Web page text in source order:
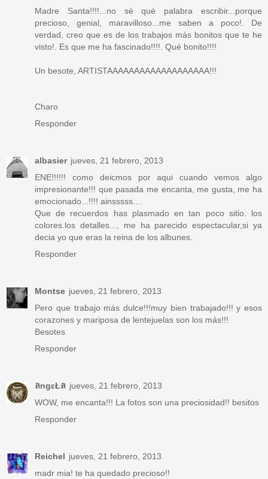
Madre Santa!!!!...no sé qué palabra escribir...porque
precioso, genial, maravilloso...me saben a poco!. De
verdad, creo que es de los trabajos más bonitos que te he
visto!. Es que me ha fascinado!!!!. Qué bonito!!!!
Un besote, ARTISTAAAAAAAAAAAAAAAAAAA!!!
Charo
Responder
albasier jueves, 21 febrero, 2013
ENE!!!!!! como deicmos por aqui cuando vemos algo
impresionante!!! que pasada me encanta, me gusta, me ha
emocionado...!!!! ainsssss....
Que de recuerdos has plasmado en tan poco sitio. los
colores.los detalles..., me ha parecido espectacular,si ya
decia yo que eras la reina de los albunes.
Responder
Montse jueves, 21 febrero, 2013
Pero que trabajo más dulce!!!muy bien trabajado!!! y esos
corazones y mariposa de lentejuelas son los más!!!
Besotes
Responder
ลngεŁล jueves, 21 febrero, 2013
WOW, me encanta!!! La fotos son una preciosidad!! besitos
Responder
Reichel jueves, 21 febrero, 2013
madr mia! te ha quedado precioso!!